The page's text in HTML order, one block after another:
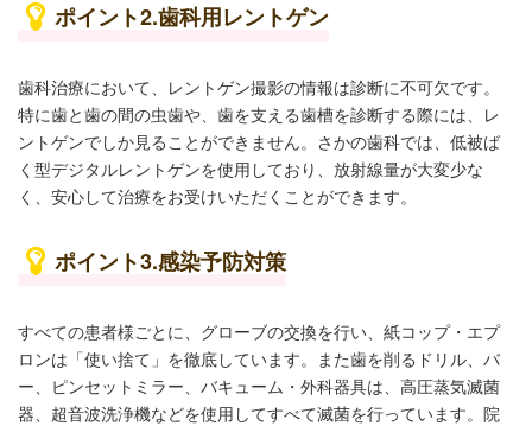
ポイント2.歯科用レントゲン
歯科治療において、レントゲン撮影の情報は診断に不可欠です。
特に歯と歯の間の虫歯や、歯を支える歯槽を診断する際には、レ
ントゲンでしか見ることができません。さかの歯科では、低被ば
く型デジタルレントゲンを使用しており、放射線量が大変少な
く、安心して治療をお受けいただくことができます。
ポイント3.感染予防対策
すべての患者様ごとに、グローブの交換を行い、紙コップ・エプ
ロンは「使い捨て」を徹底しています。また歯を削るドリル、バ
ー、ピンセットミラー、バキューム・外科器具は、高圧蒸気滅菌
器、超音波洗浄機などを使用してすべて滅菌を行っています。院